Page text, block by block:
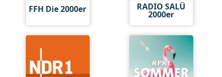
FFH Die 2000er RADIO SALÜ
2000er